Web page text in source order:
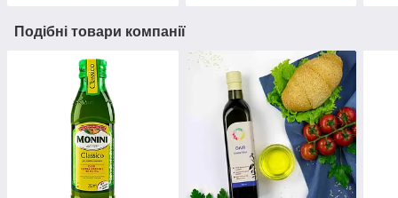
Подібні товари компанії